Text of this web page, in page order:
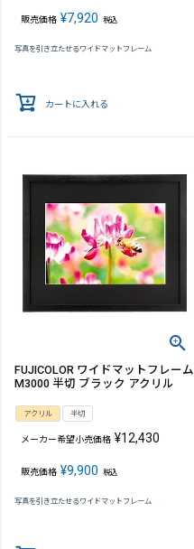
販売価格 ¥7,920 税込
写真を引き立たせるワイドマットフレーム
カートに入れる
FUJICOLOR ワイドマットフレーム
M3000 半切 ブラック アクリル
アクリル 半切
メーカー希望小売価格 ¥12,430
販売価格 ¥9,900 税込
写真を引き立たせるワイドマットフレーム